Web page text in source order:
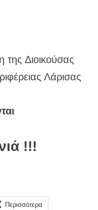
Διοικούσας
Λάρισας
!!!
Περισσότερα